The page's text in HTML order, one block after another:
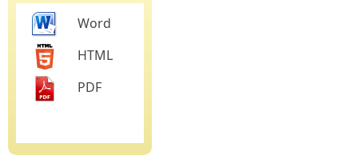
Word
HTML
PDF